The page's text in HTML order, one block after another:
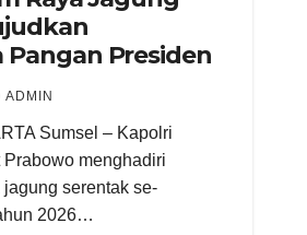
Pangan Presiden
ADMIN
Sumsel – Kapolri
menghadiri
serentak se-
2026…